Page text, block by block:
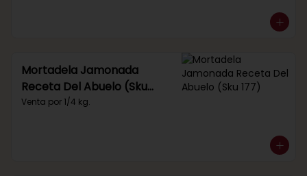
Mortadela Jamonada
Receta Del Abuelo (Sku
177)
Venta por 1/4 kg.